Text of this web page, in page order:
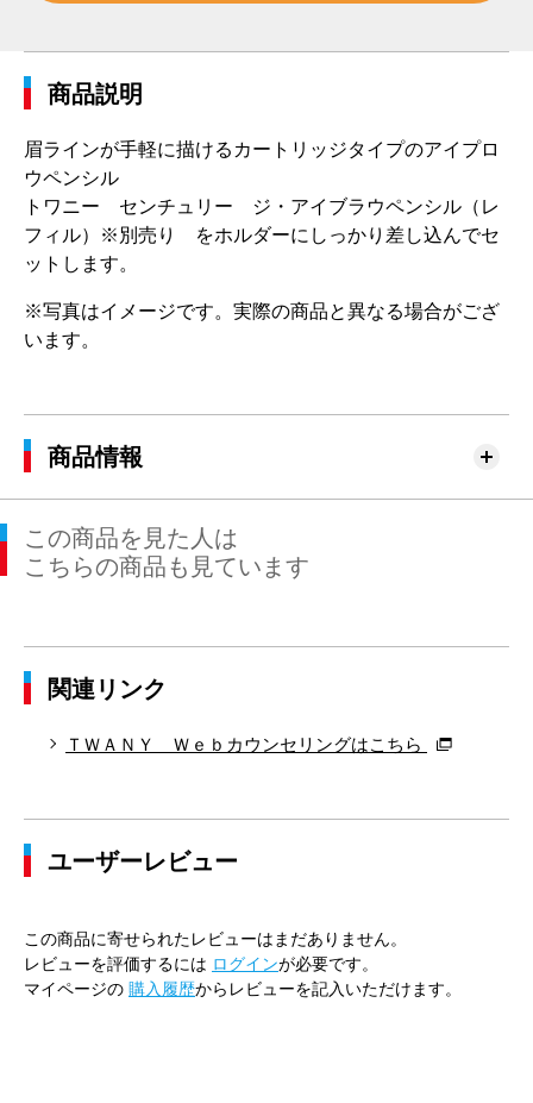
商品説明
眉ラインが手軽に描けるカートリッジタイプのアイプロ
ウペンシル
トワニー センチュリー ジ・アイブラウペンシル（レ
フィル）※別売り をホルダーにしっかり差し込んでセ
ットします。
※写真はイメージです。実際の商品と異なる場合がござ
います。
商品情報
この商品を見た人は
こちらの商品も見ています
関連リンク
ＴＷＡＮＹ Ｗｅｂカウンセリングはこちら
ユーザーレビュー
この商品に寄せられたレビューはまだありません。
レビューを評価するには ログインが必要です。
マイページの 購入履歴からレビューを記入いただけます。